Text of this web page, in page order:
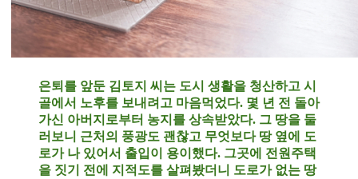
은퇴를 앞둔 김토지 씨는 도시 생활을 청산하고 시
골에서 노후를 보내려고 마음먹었다. 몇 년 전 돌아
가신 아버지로부터 농지를 상속받았다. 그 땅을 둘
러보니 근처의 풍광도 괜찮고 무엇보다 땅 옆에 도
로가 나 있어서 출입이 용이했다. 그곳에 전원주택
을 짓기 전에 지적도를 살펴봤더니 도로가 없는 땅